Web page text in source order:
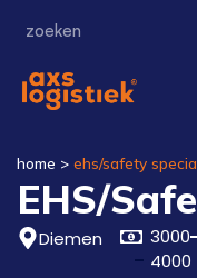
home > ehs/safety
EHS/
Diemen
3000
4000